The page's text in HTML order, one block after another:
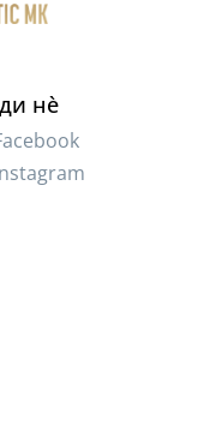
нè